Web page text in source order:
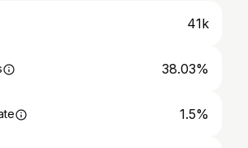
41k
38.03%
1.5%